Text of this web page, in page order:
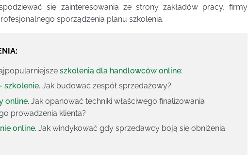
się zainteresowania ze strony zakładów pracy, firmy
sporządzenia planu szkolenia.
szkolenia dla handlowców online:
szkolenie. Jak budować zespół sprzedażowy?
online. Jak opanować techniki właściwego finalizowania
prowadzenia klienta?
online. Jak windykować gdy sprzedawcy boją się obniżenia